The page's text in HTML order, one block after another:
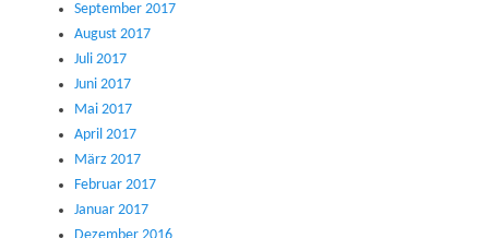
September 2017
August 2017
Juli 2017
Juni 2017
Mai 2017
April 2017
März 2017
Februar 2017
Januar 2017